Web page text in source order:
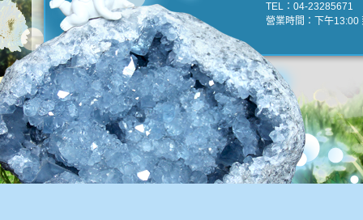
TEL：04-23285671
營業時間：下午13:00